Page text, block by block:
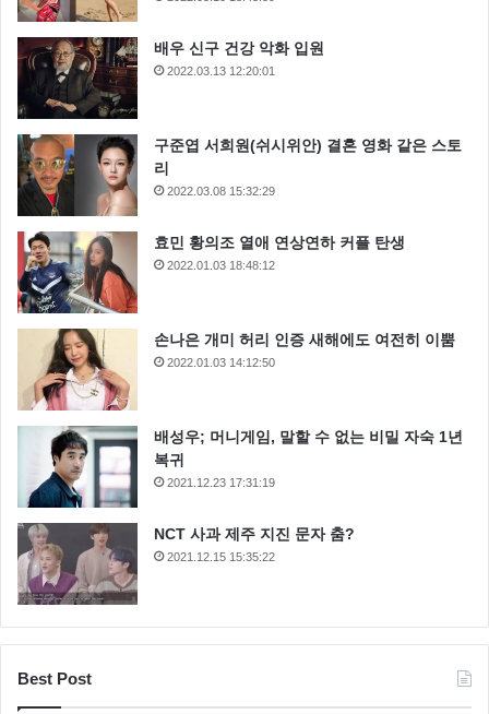
1986년 오픈 이곳은 10년 만에 미슐랭 스타를 받은 곳이다.
9.Mugaritz(산 세바스티안, 스페인)
배우 신구 건강 악화 입원
2022.03.13 12:20:01
구준엽 서희원(쉬시위안) 결혼 영화 같은 스토
리
2022.03.08 15:32:29
효민 황의조 열애 연상연하 커플 탄생
2022.01.03 18:48:12
손나은 개미 허리 인증 새해에도 여전히 이뿜
2022.01.03 14:12:50
배성우; 머니게임, 말할 수 없는 비밀 자숙 1년
복귀
2021.12.23 17:31:19
NCT 사과 제주 지진 문자 춤?
2021.12.15 15:35:22
Best Post